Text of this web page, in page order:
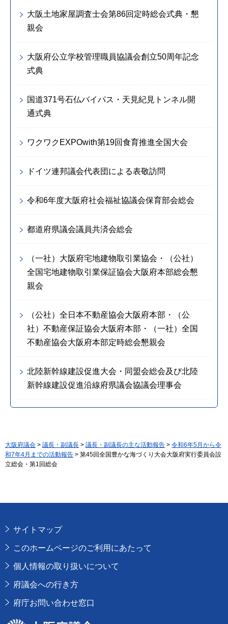
大阪土地家屋調査士会第86回定時総会式典・懇
親会
大阪府公立学校管理職員協議会創立50周年記念
式典
国道371号石仏バイパス・天見紀見トンネル開
通式典
ワクワクEXPOwith第19回食育推進全国大会
ドイツ連邦議会代表団による表敬訪問
令和6年度大阪府社会福祉協議会保育部会総会
都道府県議会議員共済会総会
（一社）大阪府宅地建物取引業協会・（公社）
全国宅地建物取引業保証協会大阪府本部総会懇
親会
（公社）全日本不動産協会大阪府本部・（公
社）不動産保証協会大阪府本部・（一社）全国
不動産協会大阪府本部定時総会懇親会
北陸新幹線建設促進大会・同盟会総会及び北陸
新幹線建設促進沿線府県議会協議会理事会
大阪府議会 > 議長・副議長 > 議長・副議長の主な活動報告 > 令和6年5月から令
和7年4月までの活動報告 > 第45回全国豊かな海づくり大会大阪府実行委員会設
立総会・第1回総会
サイトマップ
このホームページのご利用にあたって
個人情報の取り扱いについて
府議会への行き方
府庁お問い合わせ窓口